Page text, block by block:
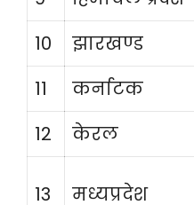
10
झारखण्ड
11
कर्नाटक
12
केरल
13 मध्यप्रदेश